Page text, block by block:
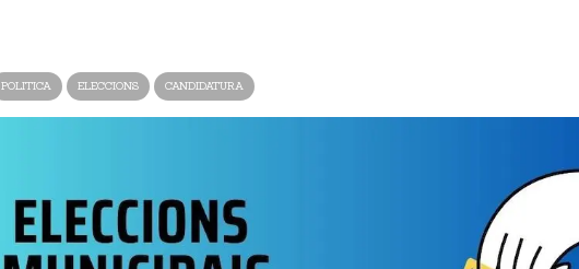
POLITICA ELECCIONS CANDIDATURA